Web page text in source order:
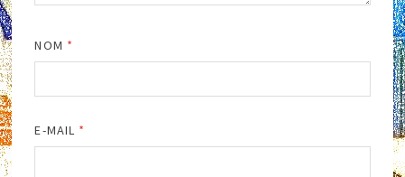
NOM *
E-MAIL *